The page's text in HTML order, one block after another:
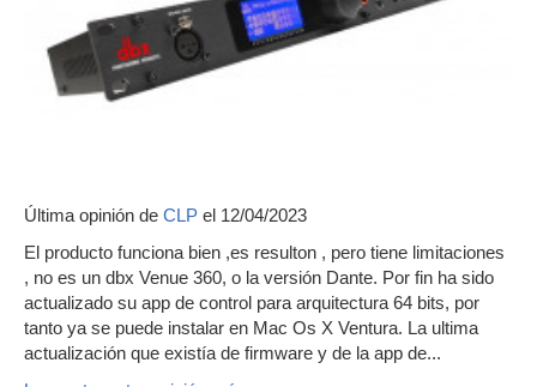
Última opinión de CLP el 12/04/2023
El producto funciona bien ,es resulton , pero tiene limitaciones
, no es un dbx Venue 360, o la versión Dante. Por fin ha sido
actualizado su app de control para arquitectura 64 bits, por
tanto ya se puede instalar en Mac Os X Ventura. La ultima
actualización que existía de firmware y de la app de...